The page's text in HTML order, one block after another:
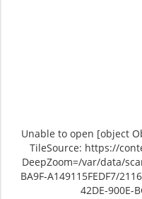
Unable to open [object
TileSource: https://
DeepZoom=/var/data/
BA9F-A149115FEDF7/
42DE-900E-